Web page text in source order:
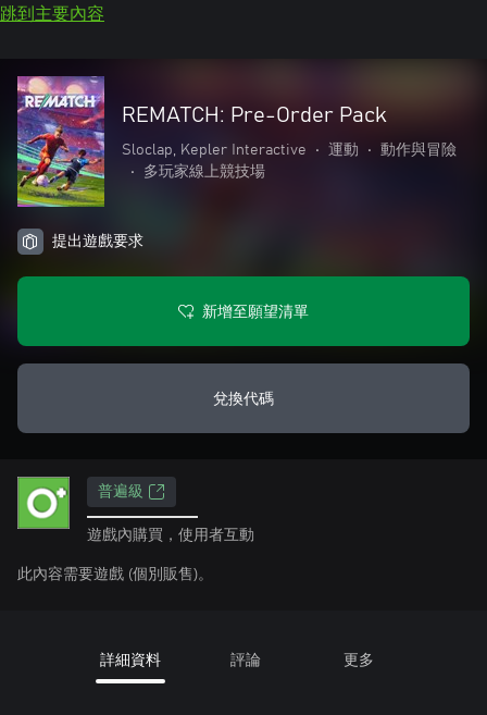
跳到主要內容
REMATCH: Pre-Order Pack
Sloclap, Kepler Interactive • 運動 •
動作與冒險
•
多玩家線上競技場
提出遊戲要求
新增至願望清單
兌換代碼
普遍級
遊戲內購買，使用者互動
此內容需要遊戲 (個別販售)。
詳細資料 評論 更多